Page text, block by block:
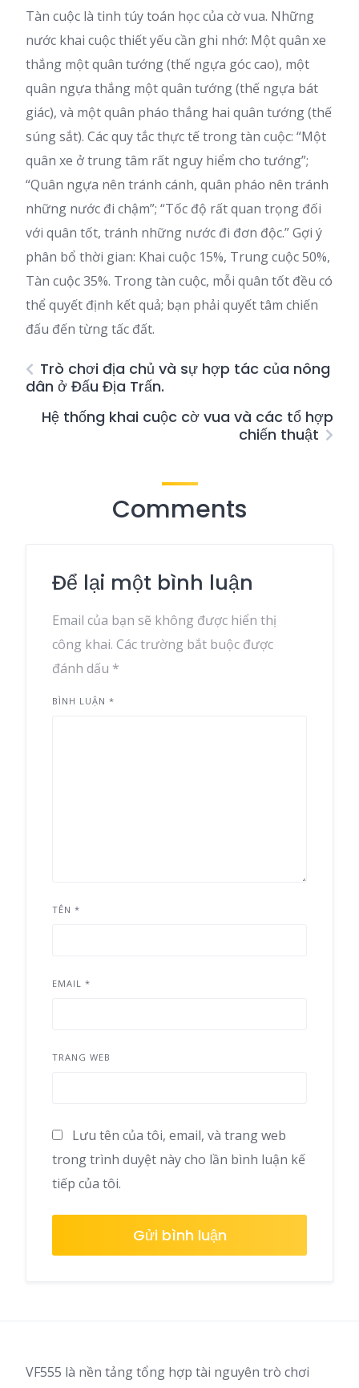
Tàn cuộc là tinh túy toán học của cờ vua. Những
nước khai cuộc thiết yếu cần ghi nhớ: Một quân xe
thắng một quân tướng (thế ngựa góc cao), một
quân ngựa thắng một quân tướng (thế ngựa bát
giác), và một quân pháo thắng hai quân tướng (thế
súng sắt). Các quy tắc thực tế trong tàn cuộc: “Một
quân xe ở trung tâm rất nguy hiểm cho tướng”;
“Quân ngựa nên tránh cánh, quân pháo nên tránh
những nước đi chậm”; “Tốc độ rất quan trọng đối
với quân tốt, tránh những nước đi đơn độc.” Gợi ý
phân bổ thời gian: Khai cuộc 15%, Trung cuộc 50%,
Tàn cuộc 35%. Trong tàn cuộc, mỗi quân tốt đều có
thể quyết định kết quả; bạn phải quyết tâm chiến
đấu đến từng tấc đất.
Trò chơi địa chủ và sự hợp tác của nông
dân ở Đấu Địa Trấn.
Hệ thống khai cuộc cờ vua và các tổ hợp
chiến thuật
Comments
Để lại một bình luận
Email của bạn sẽ không được hiển thị
công khai. Các trường bắt buộc được
đánh dấu *
BÌNH LUẬN *
TÊN *
EMAIL *
TRANG WEB
Lưu tên của tôi, email, và trang web
trong trình duyệt này cho lần bình luận kế
tiếp của tôi.
VF555 là nền tảng tổng hợp tài nguyên trò chơi